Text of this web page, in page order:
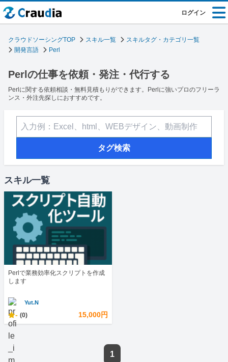
ログイン
クラウドソーシングTOP スキル一覧
スキルタグ・カテゴリ一覧
開発言語
Perl
Perlの仕事を依頼・発注・代行する
Perlに関する依頼相談・無料見積もりができます。Perlに強いプロのフリーラ
ンス・外注先探しにおすすめです。
タグ検索
スキル一覧
Perlで業務効率化スクリプトを作成
します
Yut.N
- (0) 15,000円
1